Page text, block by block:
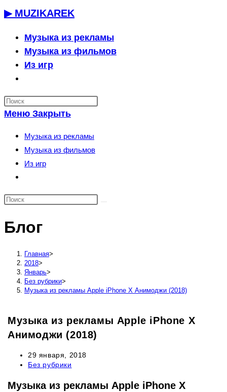
Перейти
содержимому
▶ MUZIKAREK
Музыка из рекламы
Музыка из фильмов
Из игр
по
веб-
сайту
Меню Закрыть
Музыка из рекламы
Музыка из фильмов
Из игр
по
сайту
Блог
Главная>
2018>
Январь>
Без рубрики>
Музыка из рекламы Apple iPhone X Анимоджи (2018)
Музыка из рекламы Apple iPhone X
Анимоджи (2018)
Запись
опубликована:
29 января, 2018
Рубрика
Без рубрики
Музыка из рекламы Apple iPhone X